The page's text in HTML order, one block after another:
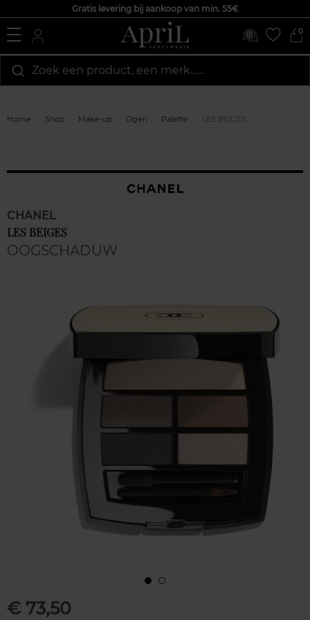
Gratis levering bij aankoop van min. 55€
0
Zoek een product, een merk…...
Home Shop Make-up Ogen Palette LES BEIGES
CHANEL
LES BEIGES
OOGSCHADUW
€ 73,50